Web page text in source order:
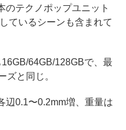
のテクノポップユニット
ているシーンも含まれて
64GB/128GBで、最
ズと同じ。
辺0.1〜0.2mm増、重量は